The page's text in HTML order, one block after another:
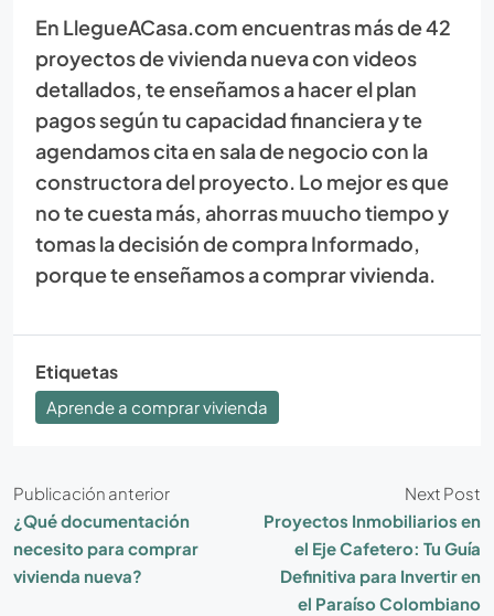
En LlegueACasa.com encuentras más de 42
proyectos de vivienda nueva con videos
detallados, te enseñamos a hacer el plan
pagos según tu capacidad financiera y te
agendamos cita en sala de negocio con la
constructora del proyecto. Lo mejor es que
no te cuesta más, ahorras muucho tiempo y
tomas la decisión de compra Informado,
porque te enseñamos a comprar vivienda.
Etiquetas
Aprende a comprar vivienda
Publicación anterior
¿Qué documentación
necesito para comprar
vivienda nueva?
Next Post
Proyectos Inmobiliarios en
el Eje Cafetero: Tu Guía
Definitiva para Invertir en
el Paraíso Colombiano